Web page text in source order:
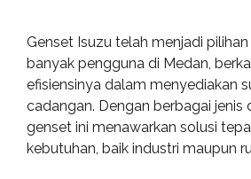
Genset Isuzu telah menjadi
banyak pengguna di Medan,
efisiensinya dalam menyediakan
cadangan. Dengan berbagai jenis
genset ini menawarkan solusi
kebutuhan, baik industri maupun